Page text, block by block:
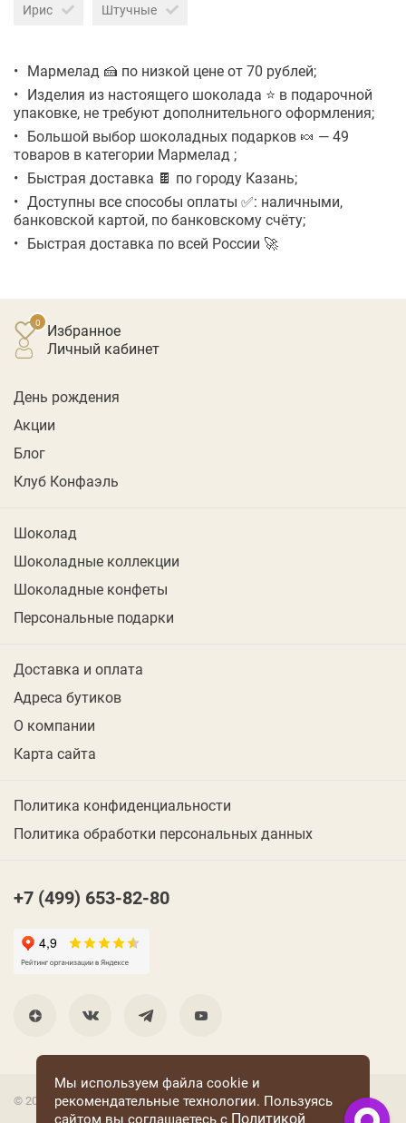
Ирис Штучные
Мармелад 🍰 по низкой цене от 70 рублей;
Изделия из настоящего шоколада ⭐ в подарочной
упаковке, не требуют дополнительного оформления;
Большой выбор шоколадных подарков 🍬 — 49
товаров в категории Мармелад ;
Быстрая доставка 🍫 по городу Казань;
Доступны все способы оплаты ✅: наличными,
банковской картой, по банковскому счёту;
Быстрая доставка по всей России 🚀
Избранное
личный кабинет
День рождения
Акции
Блог
Клуб Конфаэль
Шоколад
Шоколадные коллекции
Шоколадные конфеты
Персональные подарки
Доставка и оплата
Адреса бутиков
О компании
Карта сайта
Политика конфиденциальности
Политика обработки персональных данных
+7 (499) 653-82-80
© 2001 Группа компаний «Конфаэль»
Мы используем файла cookie и
рекомендательные технологии. Пользуясь
сайтом вы соглашаетесь с Политикой